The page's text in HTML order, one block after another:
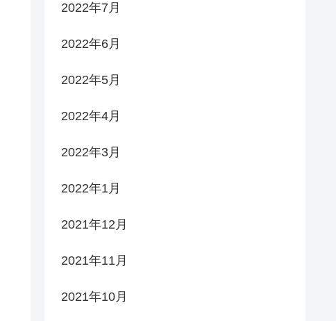
2022年7月
2022年6月
2022年5月
2022年4月
2022年3月
2022年1月
2021年12月
2021年11月
2021年10月